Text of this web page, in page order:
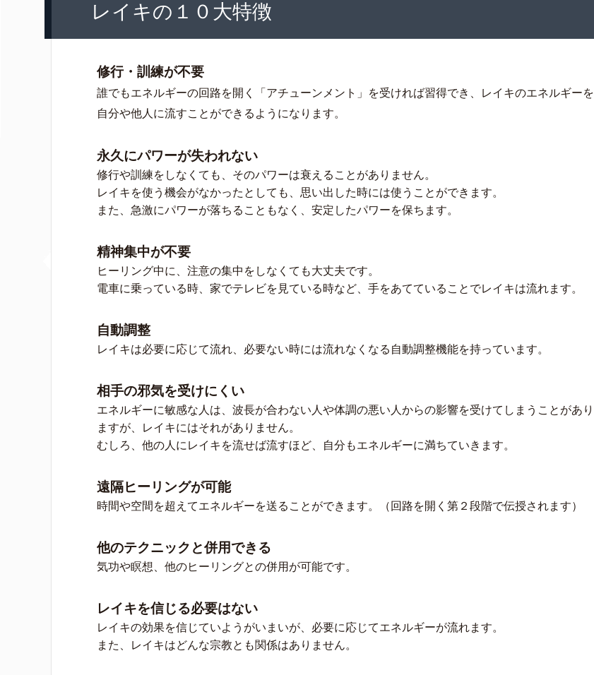
レイキの１０大特徴
修行・訓練が不要
誰でもエネルギーの回路を開く「アチューンメント」を受ければ習得でき、レイキのエネルギーを
自分や他人に流すことができるようになります。
永久にパワーが失われない
修行や訓練をしなくても、そのパワーは衰えることがありません。
レイキを使う機会がなかったとしても、思い出した時には使うことができます。
また、急激にパワーが落ちることもなく、安定したパワーを保ちます。
精神集中が不要
ヒーリング中に、注意の集中をしなくても大丈夫です。
電車に乗っている時、家でテレビを見ている時など、手をあてていることでレイキは流れます。
自動調整
レイキは必要に応じて流れ、必要ない時には流れなくなる自動調整機能を持っています。
相手の邪気を受けにくい
エネルギーに敏感な人は、波長が合わない人や体調の悪い人からの影響を受けてしまうことがあり
ますが、レイキにはそれがありません。
むしろ、他の人にレイキを流せば流すほど、自分もエネルギーに満ちていきます。
遠隔ヒーリングが可能
時間や空間を超えてエネルギーを送ることができます。（回路を開く第２段階で伝授されます）
他のテクニックと併用できる
気功や瞑想、他のヒーリングとの併用が可能です。
レイキを信じる必要はない
レイキの効果を信じていようがいまいが、必要に応じてエネルギーが流れます。
また、レイキはどんな宗教とも関係はありません。